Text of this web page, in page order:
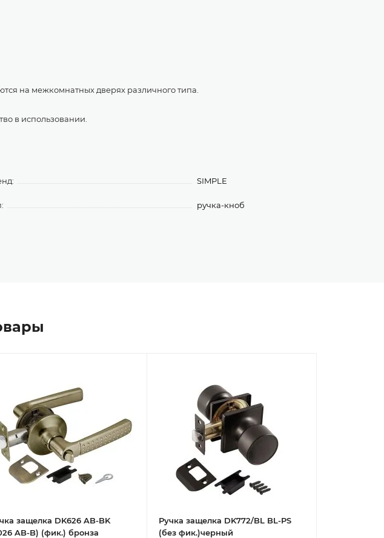
на межкомнатных дверях различного типа.
в использовании.
SIMPLE
ручка-кноб
защелка DK626 AB-BK
AB-B) (фик.) бронза
Ручка защелка DK772/BL BL-PS
(без фик.)черный